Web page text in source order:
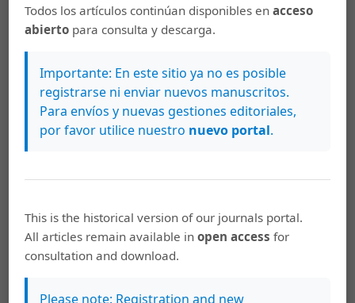
diplomacia y otras lealtades fraternales: el
rescate de Porfirio Díaz por un hermano masón
,REHMLAC+, Revista de Estudios Históricos de la
Vol. 7 Núm. 2 (2015): Vol. 7, no. 2, diciembre 2015-
Todos los artículos continúan disponibles enacceso
abierto para consulta y descarga.
Importante: En este sitio ya no es posible
registrarse ni enviar nuevos manuscritos.
Para envíos y nuevas gestiones editoriales,
por favor utilice nuestro nuevo portal.
This is the historical version of our journals portal.
All articles remain available inopen access for
consultation and download.
Please note: Registration and new